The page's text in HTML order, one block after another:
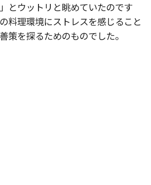
とウットリと眺めていたのです
料理環境にストレスを感じること
策を探るためのものでした。